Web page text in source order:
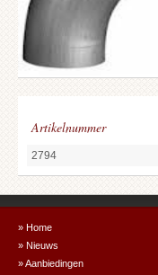
Artikelnummer
2794
» Home
» Nieuws
» Aanbiedingen